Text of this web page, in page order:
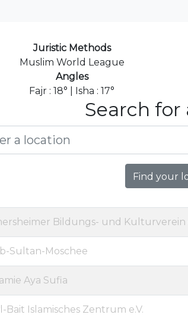
Juristic Methods
Muslim World League
Angles
Fajr : 18° | Isha : 17°
Search for
Find your
Bildungs- und Kulturverein
Sultan-Moschee
Aya Sufia
Bait Islamisches Zentrum e.V.